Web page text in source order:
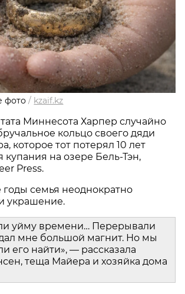
фото / kzaif.kz
Миннесота Харпер случайно
кольцо своего дяди
которое тот потерял 10 лет
купания на озере Бель-Тэн,
Press.
семья неоднократно
украшение.
уйму времени… Перерывали
мне большой магнит. Но мы
его найти», — рассказала
теща Майера и хозяйка дома